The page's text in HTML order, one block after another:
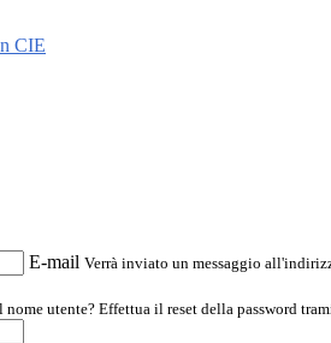
CIE
E-mail Verrà inviato un messaggio
nome utente? Effettua il reset della password